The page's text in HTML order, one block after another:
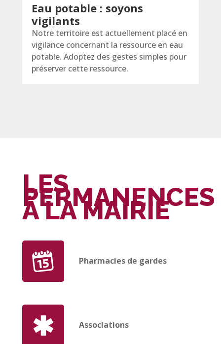
Eau potable : soyons
vigilants
Notre territoire est actuellement placé en
vigilance concernant la ressource en eau
potable. Adoptez des gestes simples pour
préserver cette ressource.
LES
PERMANENCES
À LA MAIRIE
Pharmacies de gardes
Associations